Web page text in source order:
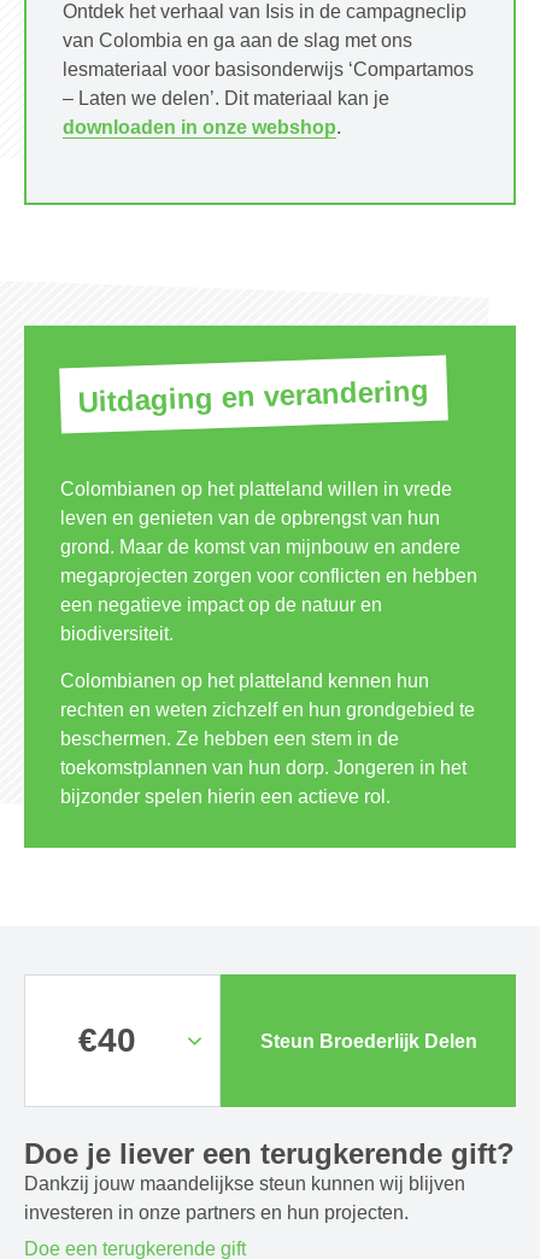
Ontdek het verhaal van Isis in de campagneclip
van Colombia en ga aan de slag met ons
lesmateriaal voor basisonderwijs ‘Compartamos
– Laten we delen’. Dit materiaal kan je
downloaden in onze webshop.
Uitdaging en verandering
Colombianen op het platteland willen in vrede
leven en genieten van de opbrengst van hun
grond. Maar de komst van mijnbouw en andere
megaprojecten zorgen voor conflicten en hebben
een negatieve impact op de natuur en
biodiversiteit.
Colombianen op het platteland kennen hun
rechten en weten zichzelf en hun grondgebied te
beschermen. Ze hebben een stem in de
toekomstplannen van hun dorp. Jongeren in het
bijzonder spelen hierin een actieve rol.
Steun Broederlijk Delen
Doe je liever een terugkerende gift?
Dankzij jouw maandelijkse steun kunnen wij blijven
investeren in onze partners en hun projecten.
Doe een terugkerende gift